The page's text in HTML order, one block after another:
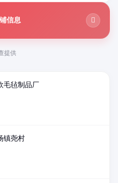
提供
毛毡制品厂
镇尧村
信息